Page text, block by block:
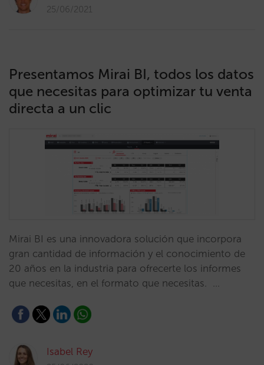
25/06/2021
Presentamos Mirai BI, todos los datos
que necesitas para optimizar tu venta
directa a un clic
Mirai BI es una innovadora solución que incorpora
gran cantidad de información y el conocimiento de
20 años en la industria para ofrecerte los informes
que necesitas, en el formato que necesitas. …
Isabel Rey